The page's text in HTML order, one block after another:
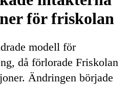
för friskolan
modell för
då förlorade Friskolan
Ändringen började